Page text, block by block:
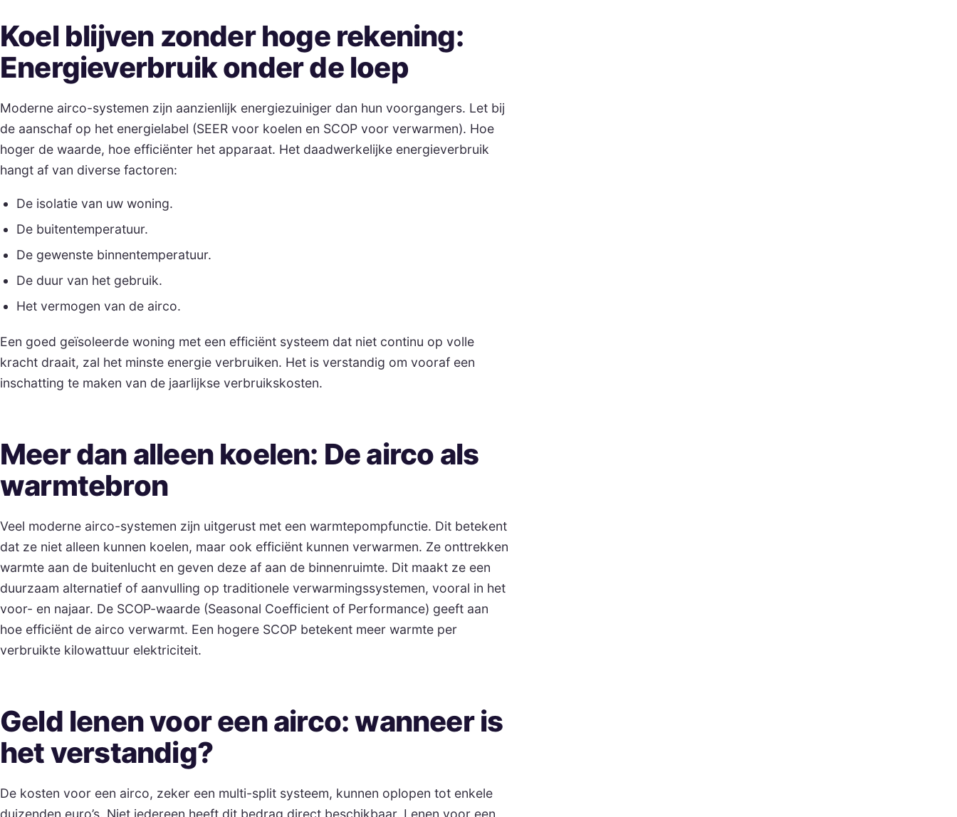
Koel blijven zonder hoge rekening:
Energieverbruik onder de loep
Moderne airco-systemen zijn aanzienlijk energiezuiniger dan hun voorgangers. Let bij
de aanschaf op het energielabel (SEER voor koelen en SCOP voor verwarmen). Hoe
hoger de waarde, hoe efficiënter het apparaat. Het daadwerkelijke energieverbruik
hangt af van diverse factoren:
De isolatie van uw woning.
De buitentemperatuur.
De gewenste binnentemperatuur.
De duur van het gebruik.
Het vermogen van de airco.
Een goed geïsoleerde woning met een efficiënt systeem dat niet continu op volle
kracht draait, zal het minste energie verbruiken. Het is verstandig om vooraf een
inschatting te maken van de jaarlijkse verbruikskosten.
Meer dan alleen koelen: De airco als
warmtebron
Veel moderne airco-systemen zijn uitgerust met een warmtepompfunctie. Dit betekent
dat ze niet alleen kunnen koelen, maar ook efficiënt kunnen verwarmen. Ze onttrekken
warmte aan de buitenlucht en geven deze af aan de binnenruimte. Dit maakt ze een
duurzaam alternatief of aanvulling op traditionele verwarmingssystemen, vooral in het
voor- en najaar. De SCOP-waarde (Seasonal Coefficient of Performance) geeft aan
hoe efficiënt de airco verwarmt. Een hogere SCOP betekent meer warmte per
verbruikte kilowattuur elektriciteit.
Geld lenen voor een airco: wanneer is
het verstandig?
De kosten voor een airco, zeker een multi-split systeem, kunnen oplopen tot enkele
duizenden euro’s. Niet iedereen heeft dit bedrag direct beschikbaar. Lenen voor een